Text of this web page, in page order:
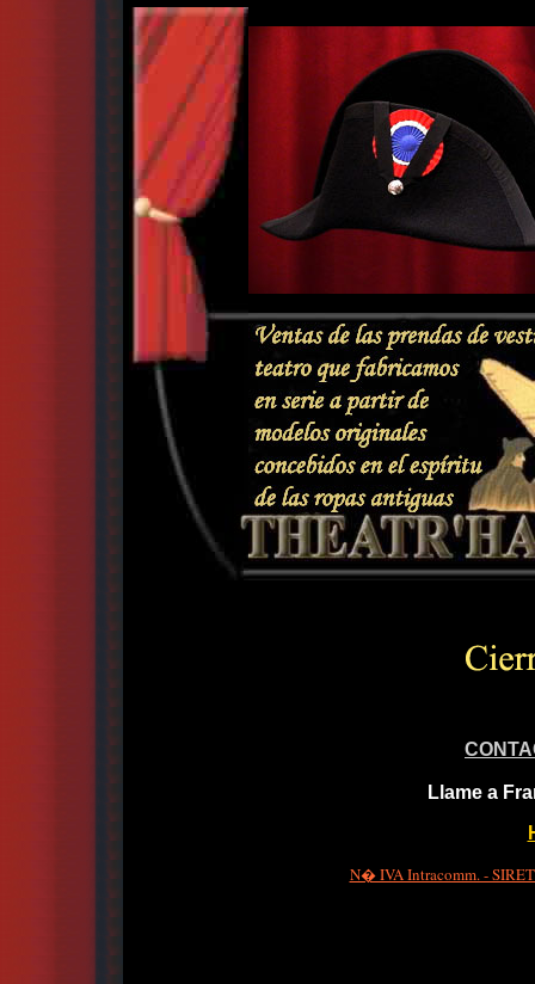
Llame a
N� IVA Intracomm. -